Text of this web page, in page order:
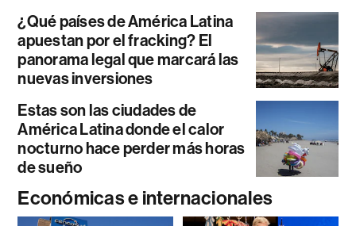
¿Qué países de América Latina
apuestan por el fracking? El
panorama legal que marcará las
nuevas inversiones
Estas son las ciudades de
América Latina donde el calor
nocturno hace perder más horas
de sueño
Económicas e internacionales